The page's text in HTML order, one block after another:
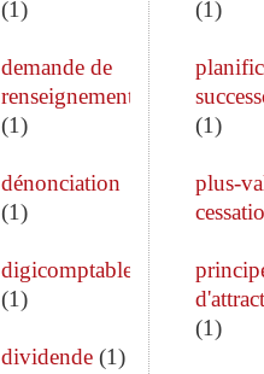
(1)
demande de
renseignements
(1)
dénonciation
(1)
digicomptable
(1)
dividende(1)
(1)
(1)
plus-
(1)